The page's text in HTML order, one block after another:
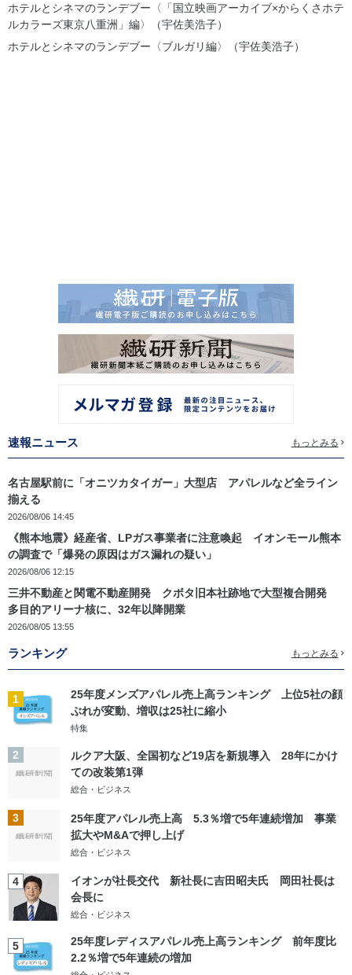
ホテルとシネマのランデブー〈「国立映画アーカイブ×からくさホテ
ルカラーズ東京八重洲」編〉（宇佐美浩子）
ホテルとシネマのランデブー〈ブルガリ編〉（宇佐美浩子）
速報ニュース もっとみる
名古屋駅前に「オニツカタイガー」大型店 アパレルなど全ライン
揃える
2026/08/06 14:45
《熊本地震》経産省、LPガス事業者に注意喚起 イオンモール熊本
の調査で「爆発の原因はガス漏れの疑い」
2026/08/06 12:15
三井不動産と関電不動産開発 クボタ旧本社跡地で大型複合開発
多目的アリーナ核に、32年以降開業
2026/08/05 13:55
ランキング もっとみる
1
25年度メンズアパレル売上高ランキング 上位5社の顔
ぶれが変動、増収は25社に縮小
特集
2
ルクア大阪、全国初など19店を新規導入 28年にかけ
ての改装第1弾
総合・ビジネス
3
25年度アパレル売上高 5.3％増で5年連続増加 事業
拡大やM&Aで押し上げ
総合・ビジネス
4
イオンが社長交代 新社長に吉田昭夫氏 岡田社長は
会長に
総合・ビジネス
5
25年度レディスアパレル売上高ランキング 前年度比
2.2％増で5年連続の増加